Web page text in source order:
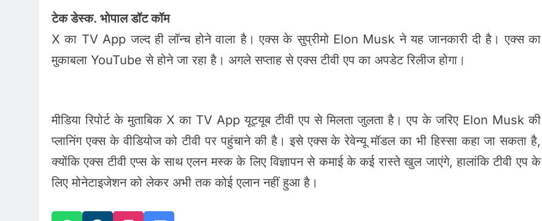
टेक डेस्क. भोपाल डॉट कॉम
X का TV App जल्द ही लॉन्च होने वाला है। एक्स के सुप्रीमो Elon Musk ने यह जानकारी दी है। एक्स का
मुकाबला YouTube से होने जा रहा है। अगले सप्ताह से एक्स टीवी एप का अपडेट रिलीज होगा।
मीडिया रिपोर्ट के मुताबिक X का TV App यूट्यूब टीवी एप से मिलता जुलता है। एप के जरिए Elon Musk की
प्लानिंग एक्स के वीडियोज को टीवी पर पहुंचाने की है। इसे एक्स के रेवेन्यू मॉडल का भी हिस्सा कहा जा सकता है,
क्योंकि एक्स टीवी एप्स के साथ एलन मस्क के लिए विज्ञापन से कमाई के कई रास्ते खुल जाएंगे, हालांकि टीवी एप के
लिए मोनेटाइजेशन को लेकर अभी तक कोई एलान नहीं हुआ है।